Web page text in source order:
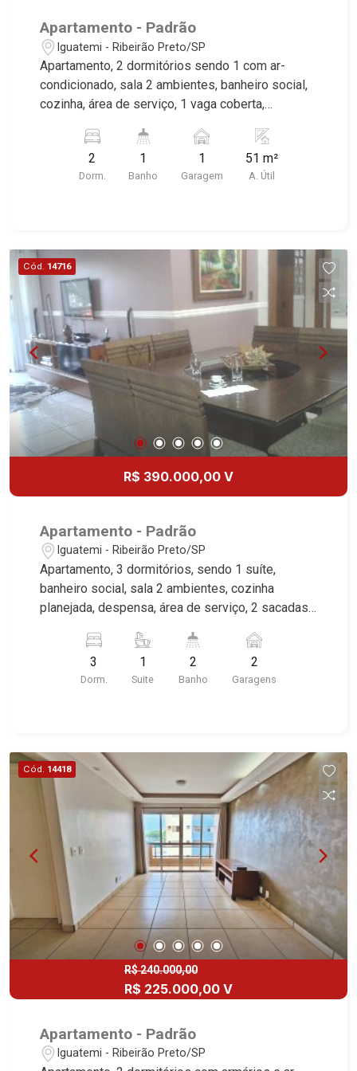
Étienne, Monet, Rembrandt, Montreux, Genève,
Quebec, Blue Note, Noruega, Normandie, Jataí,
Via Frattina e Triomphe. Avenida João Fiúsa, 1051
- Alto da Boa Vista | Ribeirão Preto.
Apartamento - Padrão
Iguatemi - Ribeirão Preto/SP
Apartamento, 2 dormitórios sendo 1 com ar-
condicionado, sala 2 ambientes, banheiro social,
cozinha, área de serviço, 1 vaga coberta,
mercado imobiliário desde 2000. Especialistas
em Venda e Locação! Avenida João Fiúsa, 1051 -
2
Dorm.
1
Banho
1
Garagem
51 m²
A. Útil
Cód. 14716
R$ 390.000,00 V
Apartamento - Padrão
Iguatemi - Ribeirão Preto/SP
Apartamento, 3 dormitórios, sendo 1 suíte,
banheiro social, sala 2 ambientes, cozinha
planejada, despensa, área de serviço, 2 sacadas,
vagas cobertas, excelente localização, próximo a
3
Dorm.
1
Suite
2
Banho
2
Garagens
Cód. 14418
R$ 240.000,00
R$ 225.000,00 V
Apartamento - Padrão
Iguatemi - Ribeirão Preto/SP